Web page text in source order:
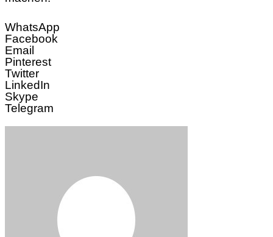
WhatsApp
Facebook
Email
Pinterest
Twitter
LinkedIn
Skype
Telegram